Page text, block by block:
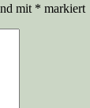
mit * markiert